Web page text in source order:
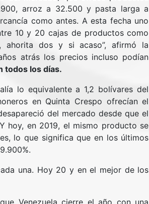
arroz a 32.500 y pasta larga a
como antes. A esta fecha uno
10 y 20 cajas de productos como
ahorita dos y si acaso”, afirmó la
atrás los precios incluso podían
todos los días.
lo equivalente a 1,2 bolívares del
en Quinta Crespo ofrecían el
del mercado desde que el
hoy, en 2019, el mismo producto se
lo que significa que en los últimos
una. Hoy 20 y en el mejor de los